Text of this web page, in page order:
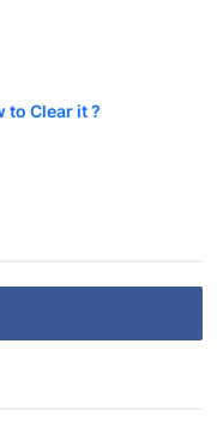
to Clear it ?